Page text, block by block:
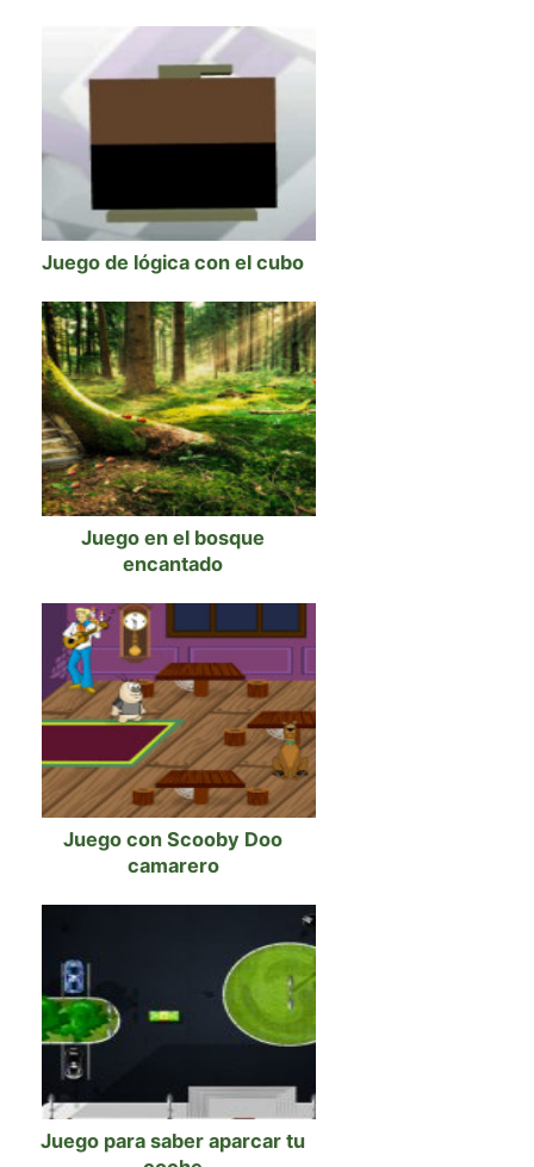
Juego de lógica con el cubo
Juego en el bosque
encantado
Juego con Scooby Doo
camarero
Juego para saber aparcar tu